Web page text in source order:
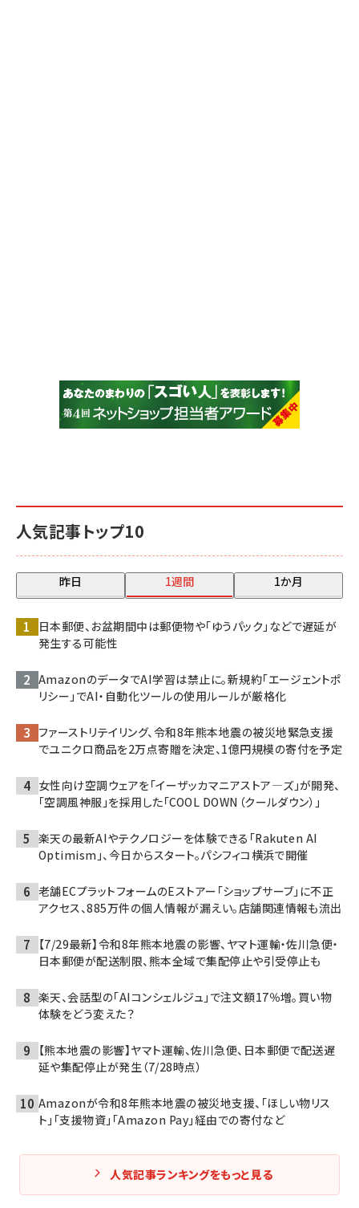
人気記事トップ10
昨日 1週間 1か月
日本郵便、お盆期間中は郵便物や「ゆうパック」などで遅延が
発生する可能性
AmazonのデータでAI学習は禁止に。新規約「エージェントポ
リシー」でAI・自動化ツールの使用ルールが厳格化
ファーストリテイリング、令和8年熊本地震の被災地緊急支援
でユニクロ商品を2万点寄贈を決定、1億円規模の寄付を予定
女性向け空調ウェアを「イーザッカマニアストア―ズ」が開発、
「空調風神服」を採用した「COOL DOWN（クールダウン）」
楽天の最新AIやテクノロジーを体験できる「Rakuten AI
Optimism」、今日からスタート。パシフィコ横浜で開催
老舗ECプラットフォームのEストアー「ショップサーブ」に不正
アクセス、885万件の個人情報が漏えい。店舗関連情報も流出
【7/29最新】令和8年熊本地震の影響、ヤマト運輸・佐川急便・
日本郵便が配送制限、熊本全域で集配停止や引受停止も
楽天、会話型の「AIコンシェルジュ」で注文額17％増。買い物
体験をどう変えた？
【熊本地震の影響】ヤマト運輸、佐川急便、日本郵便で配送遅
延や集配停止が発生（7/28時点）
Amazonが令和8年熊本地震の被災地支援、「ほしい物リス
ト」「支援物資」「Amazon Pay」経由での寄付など
人気記事ランキングをもっと見る